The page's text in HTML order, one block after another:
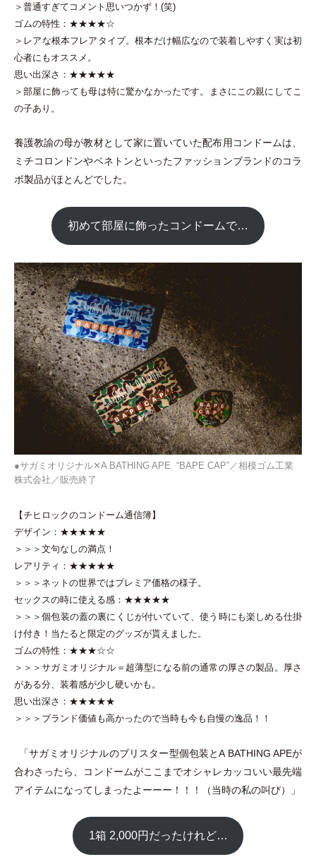
＞普通すぎてコメント思いつかず！(笑)
ゴムの特性：★★★★☆
＞レアな根本フレアタイプ。根本だけ幅広なので装着しやすく実は初
心者にもオススメ。
思い出深さ：★★★★★
＞部屋に飾っても母は特に驚かなかったです。まさにこの親にしてこ
の子あり。
養護教諭の母が教材として家に置いていた配布用コンドームは、
ミチコロンドンやベネトンといったファッションブランドのコラ
ボ製品がほとんどでした。
初めて部屋に飾ったコンドームで…
●サガミオリジナル✕A BATHING APE “BAPE CAP”／相模ゴム工業
株式会社／販売終了
【チヒロックのコンドーム通信簿】
デザイン：★★★★★
＞＞＞文句なしの満点！
レアリティ：★★★★★
＞＞＞ネットの世界ではプレミア価格の様子。
セックスの時に使える感：★★★★★
＞＞＞個包装の蓋の裏にくじが付いていて、使う時にも楽しめる仕掛
け付き！当たると限定のグッズが貰えました。
ゴムの特性：★★★☆☆
＞＞＞サガミオリジナル＝超薄型になる前の通常の厚さの製品。厚さ
がある分、装着感が少し硬いかも。
思い出深さ：★★★★★
＞＞＞ブランド価値も高かったので当時も今も自慢の逸品！！
「サガミオリジナルのブリスター型個包装とA BATHING APEが
合わさったら、コンドームがここまでオシャレカッコいい最先端
アイテムになってしまったよーーー！！！
（当時の私の叫び） 」
1箱 2,000円だったけれど…